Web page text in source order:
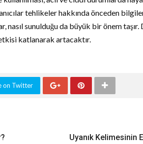
tehlikeler hakkında önceden
nasıl sunulduğu da büyük bir önem
katlanarak artacaktır.
on Twitter
Uyanık Kelimesinin